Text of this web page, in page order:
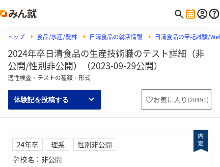
トップ 食品/水産/農林 日清食品の就活情報 日清食品の筆記試験/
2024年卒日清食品の生産技術職のテスト詳細（非
公開/性別非公開）（2023-09-29公開）
適性検査・テストの種類・形式
体験記を投稿する お気に入り (20491)
24年卒 理系
性別非公開
学校名 ： 非公開